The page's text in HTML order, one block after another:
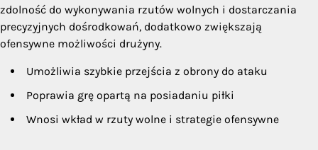
zdolność do wykonywania rzutów wolnych i dostarczania
precyzyjnych dośrodkowań, dodatkowo zwiększają
ofensywne możliwości drużyny.
Umożliwia szybkie przejścia z obrony do ataku
Poprawia grę opartą na posiadaniu piłki
Wnosi wkład w rzuty wolne i strategie ofensywne